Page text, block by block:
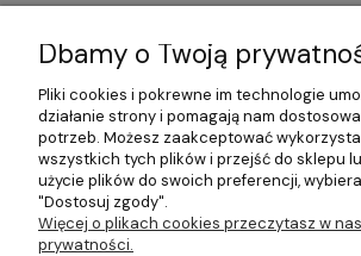
Dbamy o Twoją
Pliki cookies i pokrewne im technologie
działanie strony i pomagają nam
potrzeb. Możesz zaakceptować
wszystkich tych plików i przejść do sklepu
użycie plików do swoich preferencji,
"Dostosuj zgody".
Więcej o plikach cookies przeczytasz w
prywatności.